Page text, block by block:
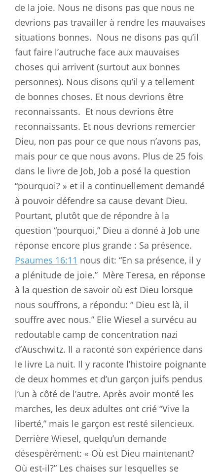
de la joie. Nous ne disons pas que nous ne
devrions pas travailler à rendre les mauvaises
situations bonnes. Nous ne disons pas qu’il
faut faire l’autruche face aux mauvaises
choses qui arrivent (surtout aux bonnes
personnes). Nous disons qu’il y a tellement
de bonnes choses. Et nous devrions être
reconnaissants. Et nous devrions être
reconnaissants. Et nous devrions remercier
Dieu, non pas pour ce que nous n’avons pas,
mais pour ce que nous avons. Plus de 25 fois
dans le livre de Job, Job a posé la question
“pourquoi? » et il a continuellement demandé
à pouvoir défendre sa cause devant Dieu.
Pourtant, plutôt que de répondre à la
question “pourquoi,” Dieu a donné à Job une
réponse encore plus grande : Sa présence.
Psaumes 16:11 nous dit: “En sa présence, il y
a plénitude de joie.” Mère Teresa, en réponse
à la question de savoir où est Dieu lorsque
nous souffrons, a répondu: “ Dieu est là, il
souffre avec nous.” Elie Wiesel a survécu au
redoutable camp de concentration nazi
d’Auschwitz. Il a raconté son expérience dans
le livre La nuit. Il y raconte l’histoire poignante
de deux hommes et d’un garçon juifs pendus
l’un à côté de l’autre. Après avoir monté les
marches, les deux adultes ont crié “Vive la
liberté,” mais le garçon est resté silencieux.
Derrière Wiesel, quelqu’un demande
désespérément: « Où est Dieu maintenant?
Où est-il?” Les chaises sur lesquelles se